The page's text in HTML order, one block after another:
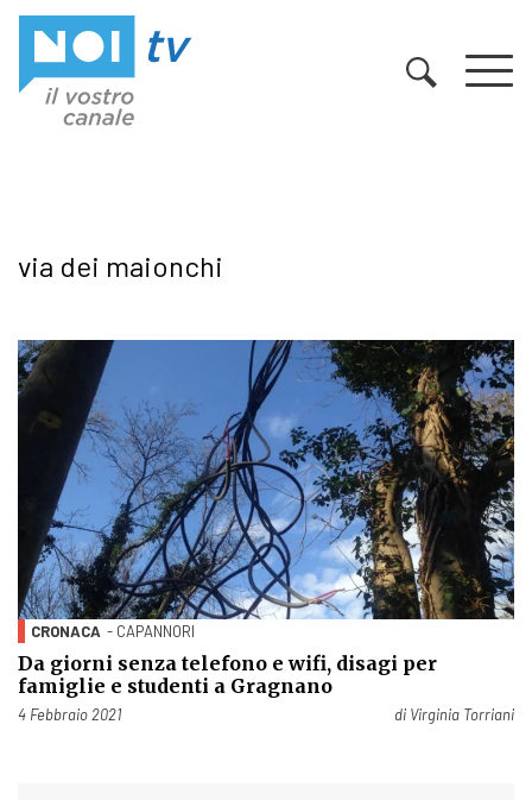
via dei maionchi
CRONACA - CAPANNORI
Da giorni senza telefono e wifi, disagi per
famiglie e studenti a Gragnano
Pubblicato il
4 Febbraio 2021 di Virginia Torriani